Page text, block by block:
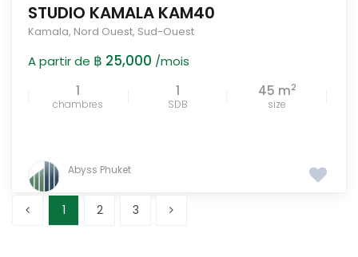
STUDIO KAMALA KAM40
Kamala, Nord Ouest, Sud-Ouest
A partir de ฿ 25,000 /mois
1
chambres
1
SDB
45 m2
size
Abyss Phuket
1 2 3